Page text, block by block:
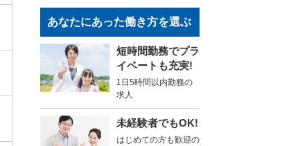
あなたにあった働き方を選ぶ
短時間勤務でプラ
イベートも充実!
1日5時間以内勤務の
求人
未経験者でもOK!
はじめての方も歓迎の